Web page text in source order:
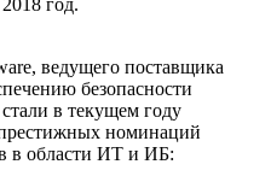
ведущего поставщика
безопасности
в текущем году
номинаций
в области ИТ и ИБ: